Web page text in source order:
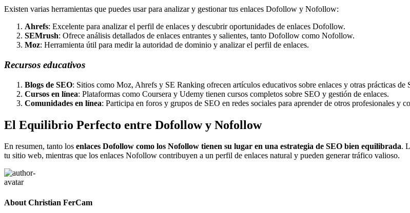
Existen varias herramientas que puedes usar para analizar y gestionar tus enlaces Dofollow y Nofollow:
Ahrefs: Excelente para analizar el perfil de enlaces y descubrir oportunidades de enlaces Dofollow.
SEMrush: Ofrece análisis detallados de enlaces entrantes y salientes, tanto Dofollow como Nofollow.
Moz: Herramienta útil para medir la autoridad de dominio y analizar el perfil de enlaces.
Recursos educativos
Blogs de SEO: Sitios como Moz, Ahrefs y SE Ranking ofrecen artículos educativos sobre enlaces y otras prácticas de
Cursos en línea: Plataformas como Coursera y Udemy tienen cursos completos sobre SEO y gestión de enlaces.
Comunidades en línea: Participa en foros y grupos de SEO en redes sociales para aprender de otros profesionales y
El Equilibrio Perfecto entre Dofollow y Nofollow
En resumen, tanto los enlaces Dofollow como los Nofollow tienen su lugar en una estrategia de SEO bien equilibrada.
tu sitio web, mientras que los enlaces Nofollow contribuyen a un perfil de enlaces natural y pueden generar tráfico valioso.
About Christian FerCam